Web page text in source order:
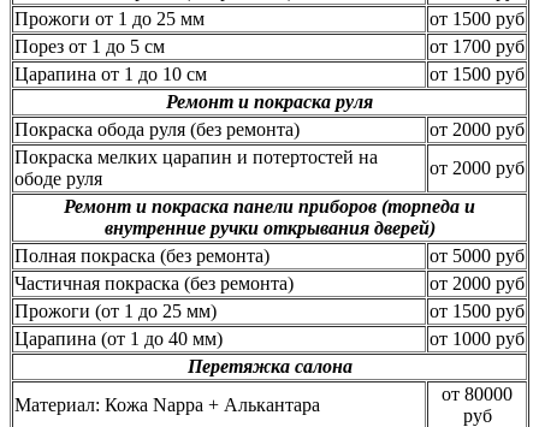
Прожоги от 1 до 25 мм
от 1500 руб
Порез от 1 до 5 см
от 1700 руб
Царапина от 1 до 10 см
от 1500 руб
Ремонт и покраска руля
Покраска обода руля (без ремонта)
от 2000 руб
Покраска мелких царапин и потертостей на
ободе руля
от 2000 руб
Ремонт и покраска панели приборов (торпеда и
внутренние ручки открывания дверей)
Полная покраска (без ремонта)
от 5000 руб
Частичная покраска (без ремонта)
от 2000 руб
Прожоги (от 1 до 25 мм)
от 1500 руб
Царапина (от 1 до 40 мм)
от 1000 руб
Перетяжка салона
Материал: Кожа Nappa + Алькантара
от 80000
руб